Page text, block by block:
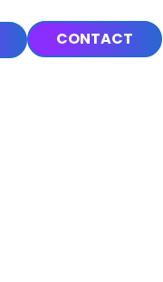
CONTACT